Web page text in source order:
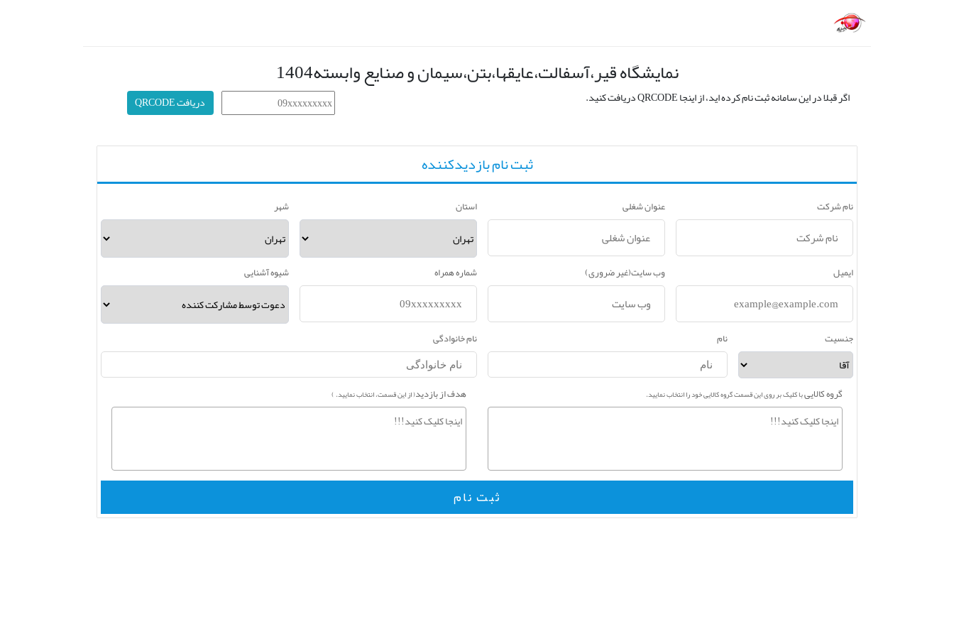
نمایشگاه قیر،آسفالت،عایقها،بتن،سیمان و صنایع وابسته1404
اگر قبلا در این سامانه ثبت نام کرده اید، از اینجا QRCODE دریافت کنید. دریافت QRCODE
ثبت نام بازدیدکننده
نام شرکت عنوان شغلی استان شهر
ایمیل وب سایت(غیر ضروری) شماره همراه شیوه آشنایی
جنسیت نام نام خانوادگی
گروه کالاییبا کلیک بر روی این قسمت گروه کالایی خود را انتخاب نمایید. هدف از بازدید( از این قسمت، انتخاب نمایید. )
ثبت نام